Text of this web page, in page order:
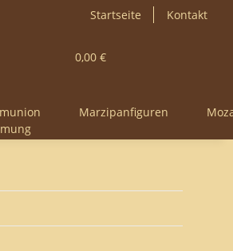
Startseite Kontakt
0,00 €
Marzipanfiguren